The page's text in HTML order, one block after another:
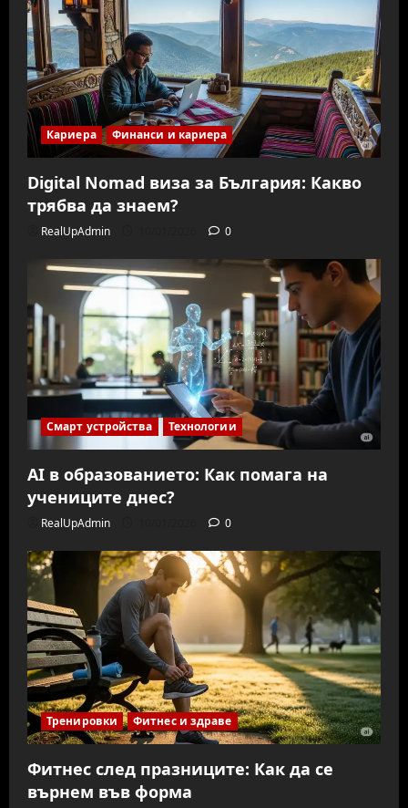
Кариера Финанси и кариера
Digital Nomad виза за България: Какво
трябва да знаем?
RealUpAdmin 0
Смарт устройства Технологии
AI в образованието: Как помага на
учениците днес?
RealUpAdmin 0
Тренировки Фитнес и здраве
Фитнес след празниците: Как да се
върнем във форма